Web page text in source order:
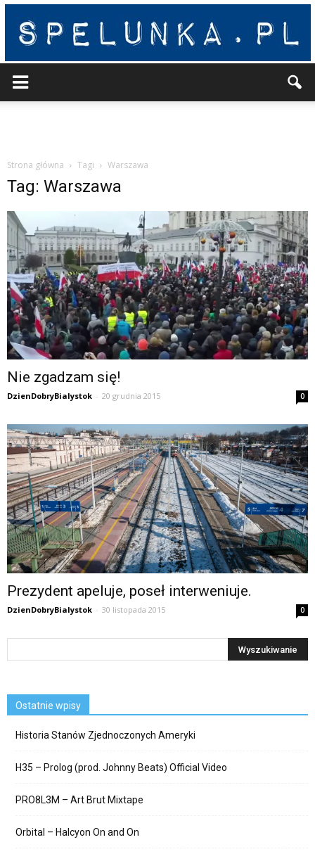
Strona główna Tagi Warszawa
Tag: Warszawa
Nie zgadzam się!
DzienDobryBialystok - 20 grudnia 2015 0
Prezydent apeluje, poseł interweniuje.
DzienDobryBialystok - 30 listopada 2015 0
Ostatnie wpisy
Historia Stanów Zjednoczonych Ameryki
H35 – Prolog (prod. Johnny Beats) Official Video
PRO8L3M – Art Brut Mixtape
Orbital – Halcyon On and On